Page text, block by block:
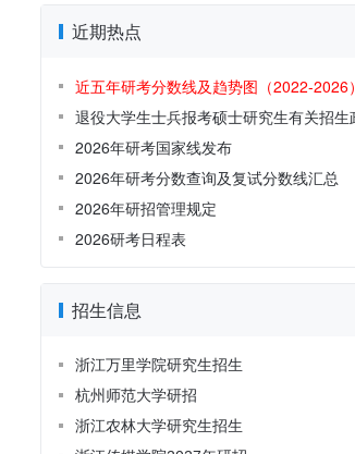
近期热点
近五年研考分数线及趋势图（2022-2026）
2026年研考国家线发布
2026年研考分数查询及复试分数线汇总
2026年研招管理规定
2026研考日程表
招生信息